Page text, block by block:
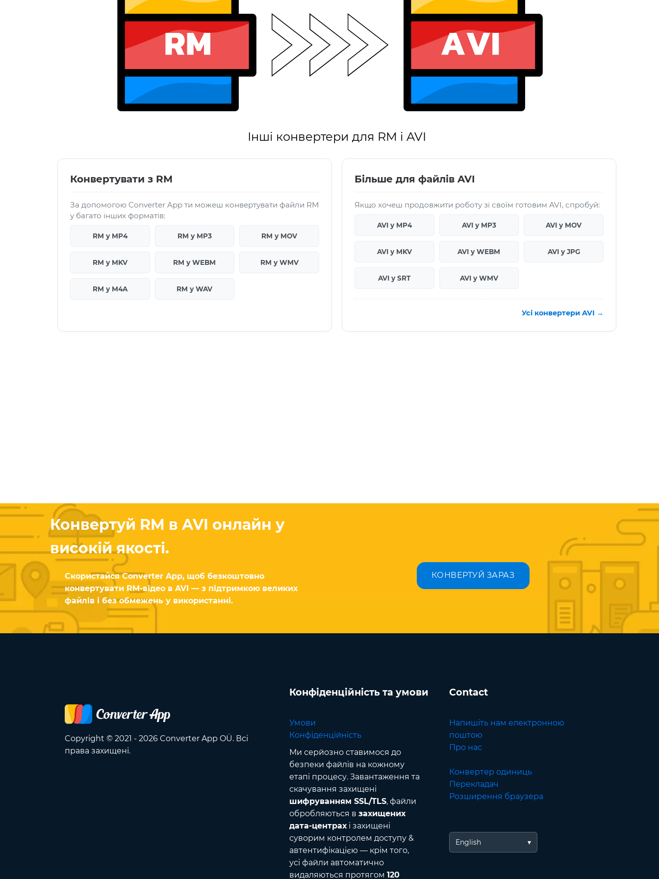
Інші конвертери для RM і AVI
Конвертувати з RM
За допомогою Converter App ти можеш конвертувати файли RM
у багато інших форматів:
RM у MP4 RM у MP3 RM у MOV
RM у MKV RM у WEBM RM у WMV
RM у M4A RM у WAV
Більше для файлів AVI
Якщо хочеш продовжити роботу зі своїм готовим AVI, спробуй:
AVI у MP4 AVI у MP3 AVI у MOV
AVI у MKV AVI у WEBM AVI у JPG
AVI у SRT AVI у WMV
Усі конвертери AVI →
Конвертуй RM в AVI онлайн у
високій якості.
Скористайся Converter App, щоб безкоштовно
конвертувати RM-відео в AVI — з підтримкою великих
файлів і без обмежень у використанні.
КОНВЕРТУЙ ЗАРАЗ
Copyright © 2021 - 2026 Converter App OÜ. Всі
права захищені.
Конфіденційність та умови
Умови
Конфіденційність
Ми серйозно ставимося до
безпеки файлів на кожному
етапі процесу. Завантаження та
скачування захищені
шифруванням SSL/TLS, файли
обробляються в захищених
дата-центрахі захищені
суворим контролем доступу &
автентифікацією — крім того,
усі файли автоматично
видаляються протягом 120
Contact
Напишіть нам електронною
поштою
Про нас
Конвертер одиниць
Перекладач
Розширення браузера
English